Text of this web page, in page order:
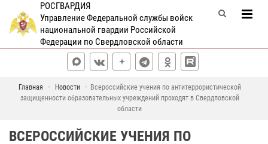
РОСГВАРДИЯ
Управление Федеральной службы войск
национальной гвардии Российской
Федерации по Свердловской области
Главная Новости
Всероссийские учения по антитеррористической
защищенности образовательных учреждений проходят в Свердловской
области
ВСЕРОССИЙСКИЕ УЧЕНИЯ ПО